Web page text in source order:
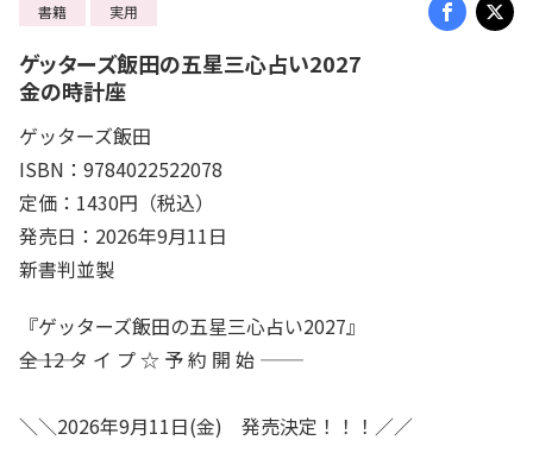
書籍 実用
ゲッターズ飯田の五星三心占い2027
金の時計座
ゲッターズ飯田
ISBN：9784022522078
定価：1430円（税込）
発売日：2026年9月11日
新書判並製
『ゲッターズ飯田の五星三心占い2027』
―――全 12 タ イ プ ☆ 予 約 開 始 ―――
＼＼2026年9月11日(金) 発売決定！！！／／